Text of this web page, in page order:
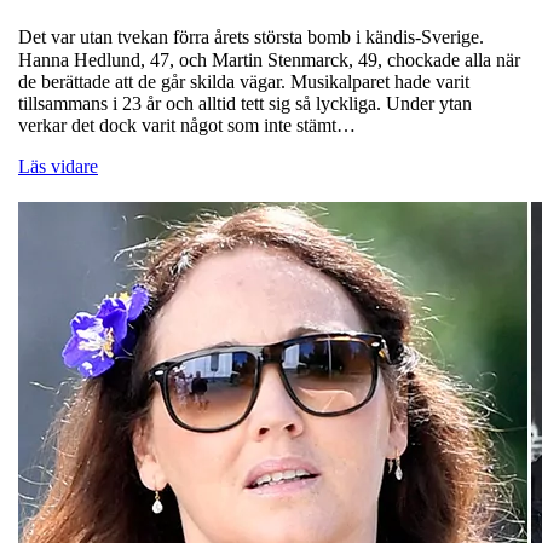
Det var utan tvekan förra årets största bomb i kändis-Sverige.
Hanna Hedlund, 47, och Martin Stenmarck, 49, chockade alla när
de berättade att de går skilda vägar. Musikalparet hade varit
tillsammans i 23 år och alltid tett sig så lyckliga. Under ytan
verkar det dock varit något som inte stämt…
Läs vidare